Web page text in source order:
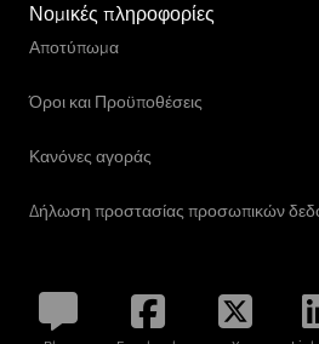
Νομικές πληροφορίες
Αποτύπωμα
Όροι και Προϋποθέσεις
Κανόνες αγοράς
Δήλωση προστασίας προσωπικών